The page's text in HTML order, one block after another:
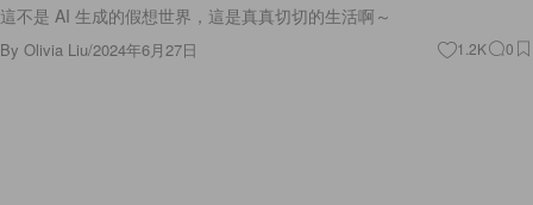
這不是 AI 生成的假想世界，這是真真切切的生活啊～
By Olivia Liu/2024年6月27日 1.2K 0